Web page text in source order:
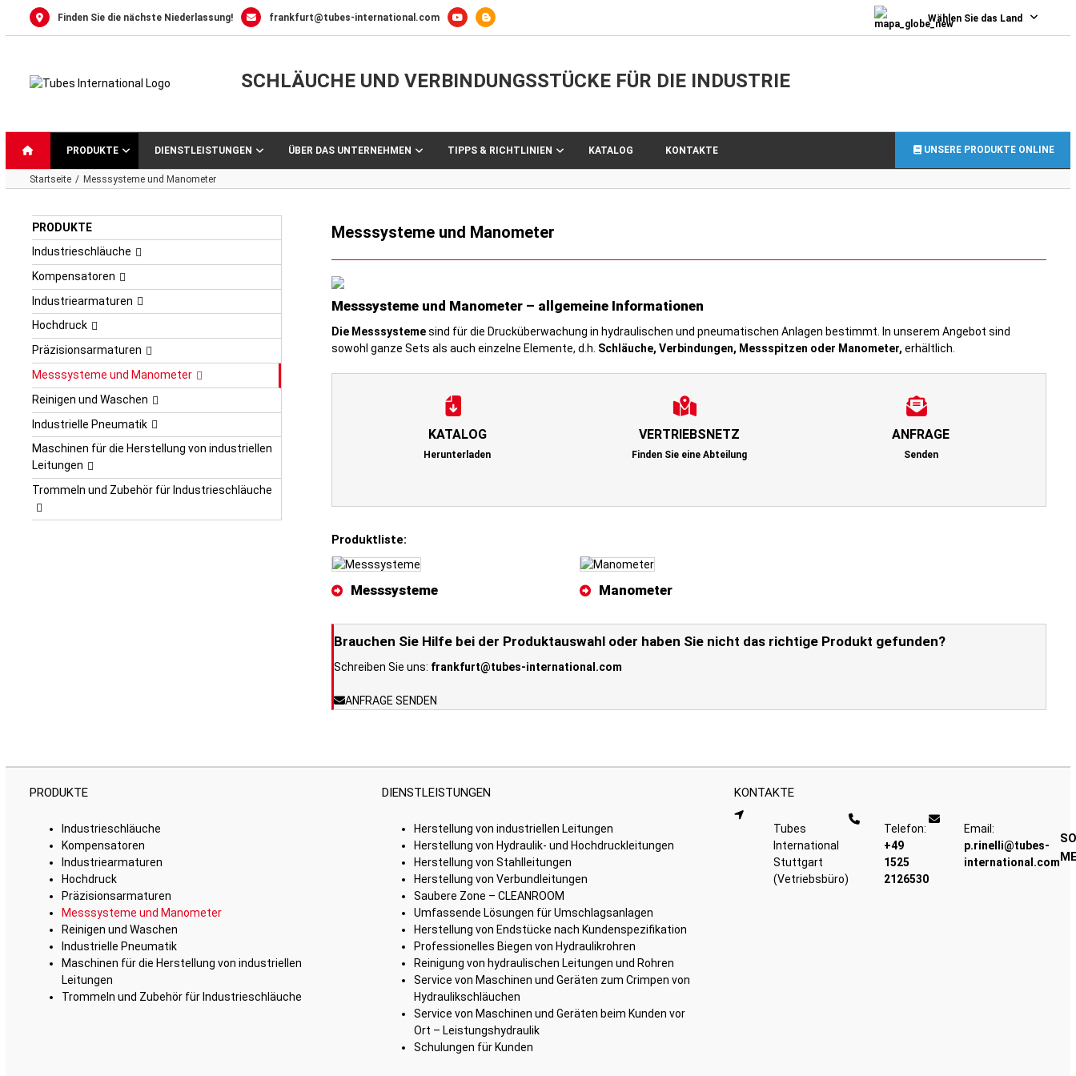
Finden Sie die nächste Niederlassung! frankfurt@tubes-international.com Wählen Sie das Land
SCHLÄUCHE UND VERBINDUNGSSTÜCKE FÜR DIE INDUSTRIE
PRODUKTE DIENSTLEISTUNGEN ÜBER DAS UNTERNEHMEN TIPPS & RICHTLINIEN KATALOG KONTAKTE UNSERE PRODUKTE ONLINE
Startseite Messsysteme und Manometer
Messsysteme und Manometer
Messsysteme und Manometer – allgemeine Informationen
Die Messsystemesind für die Drucküberwachung in hydraulischen und pneumatischen Anlagen bestimmt. In unserem Angebot sind
sowohl ganze Sets als auch einzelne Elemente, d.h. Schläuche, Verbindungen, Messspitzen oder Manometer, erhältlich.
KATALOG
Herunterladen
VERTRIEBSNETZ
Finden Sie eine Abteilung
ANFRAGE
Senden
Produktliste:
Messsysteme Manometer
Brauchen Sie Hilfe bei der Produktauswahl oder haben Sie nicht das richtige Produkt gefunden?
Schreiben Sie uns: frankfurt@tubes-international.com
ANFRAGE SENDEN
PRODUKTE
Industrieschläuche
Kompensatoren
Industriearmaturen
Hochdruck
Präzisionsarmaturen
Messsysteme und Manometer
Reinigen und Waschen
Industrielle Pneumatik
Maschinen für die Herstellung von industriellen
Leitungen
Trommeln und Zubehör für Industrieschläuche
PRODUKTE DIENSTLEISTUNGEN KONTAKTE
Industrieschläuche
Kompensatoren
Industriearmaturen
Hochdruck
Präzisionsarmaturen
Messsysteme und Manometer
Reinigen und Waschen
Industrielle Pneumatik
Maschinen für die Herstellung von industriellen
Leitungen
Trommeln und Zubehör für Industrieschläuche
Herstellung von industriellen Leitungen
Herstellung von Hydraulik- und Hochdruckleitungen
Herstellung von Stahlleitungen
Herstellung von Verbundleitungen
Saubere Zone – CLEANROOM
Umfassende Lösungen für Umschlagsanlagen
Herstellung von Endstücke nach Kundenspezifikation
Professionelles Biegen von Hydraulikrohren
Reinigung von hydraulischen Leitungen und Rohren
Service von Maschinen und Geräten zum Crimpen von
Hydraulikschläuchen
Service von Maschinen und Geräten beim Kunden vor
Ort – Leistungshydraulik
Schulungen für Kunden
Tubes
International
Stuttgart
(Vetriebsbüro)
Telefon:
+49
1525
2126530
Email:
p.rinelli@tubes-
international.com